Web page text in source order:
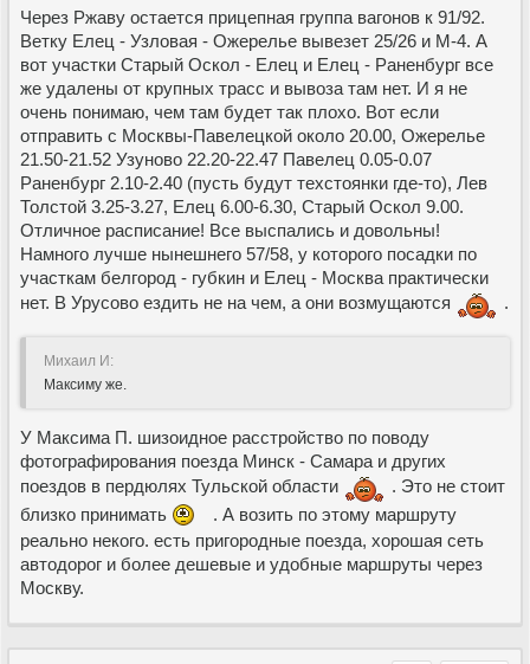
Через Ржаву остается прицепная группа вагонов к 91/92.
Ветку Елец - Узловая - Ожерелье вывезет 25/26 и М-4. А
вот участки Старый Оскол - Елец и Елец - Раненбург все
же удалены от крупных трасс и вывоза там нет. И я не
очень понимаю, чем там будет так плохо. Вот если
отправить с Москвы-Павелецкой около 20.00, Ожерелье
21.50-21.52 Узуново 22.20-22.47 Павелец 0.05-0.07
Раненбург 2.10-2.40 (пусть будут техстоянки где-то), Лев
Толстой 3.25-3.27, Елец 6.00-6.30, Старый Оскол 9.00.
Отличное расписание! Все выспались и довольны!
Намного лучше нынешнего 57/58, у которого посадки по
участкам белгород - губкин и Елец - Москва практически
нет. В Урусово ездить не на чем, а они возмущаются
.
Михаил И:
Максиму же.
У Максима П. шизоидное расстройство по поводу
фотографирования поезда Минск - Самара и других
поездов в пердюлях Тульской области
. Это не стоит
близко принимать
. А возить по этому маршруту
реально некого. есть пригородные поезда, хорошая сеть
автодорог и более дешевые и удобные маршруты через
Москву.